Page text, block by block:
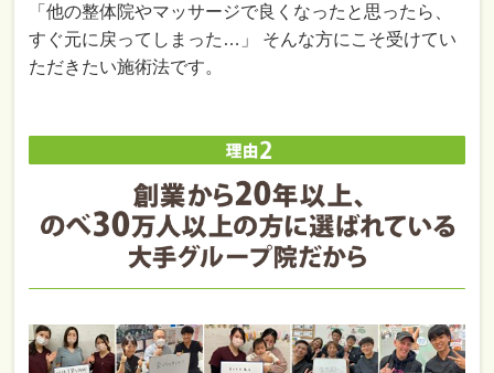
「他の整体院やマッサージで良くなったと思ったら、
すぐ元に戻ってしまった…」 そんな方にこそ受けてい
ただきたい施術法です。